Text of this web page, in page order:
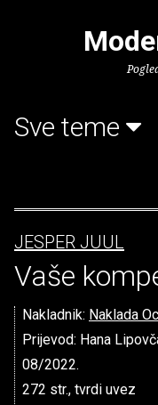
Sve teme
JESPER JUUL
Vaše
Nakladnik: Naklada
Prijevod: Hana
08/2022.
272 str., tvrdi uvez